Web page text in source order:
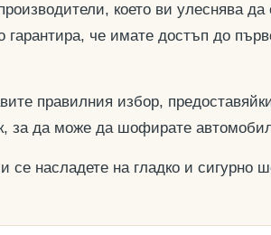
което ви улеснява
гарантира, че имате достъп до
правилния избор,
за да може да шофирате
се насладете на гладко и сигурно